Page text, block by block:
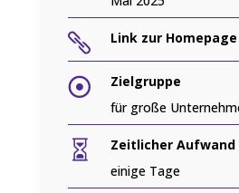
 Link zur Homepage

Zielgruppe
für große

Zeitlicher Aufwand
einige Tage